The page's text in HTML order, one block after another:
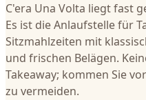
C'era Una Volta liegt fast
Es ist die Anlaufstelle für
Sitzmahlzeiten mit
und frischen Belägen.
Takeaway; kommen Sie
zu vermeiden.